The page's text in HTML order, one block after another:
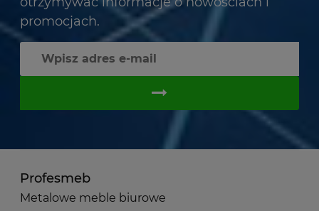
promocjach.
Profesmeb
Metalowe meble biurowe